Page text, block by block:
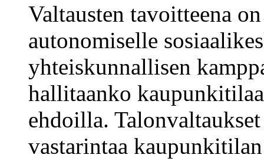
Valtausten tavoitteena
autonomiselle
yhteiskunnallisen
hallitaanko
ehdoilla.
vastarintaa